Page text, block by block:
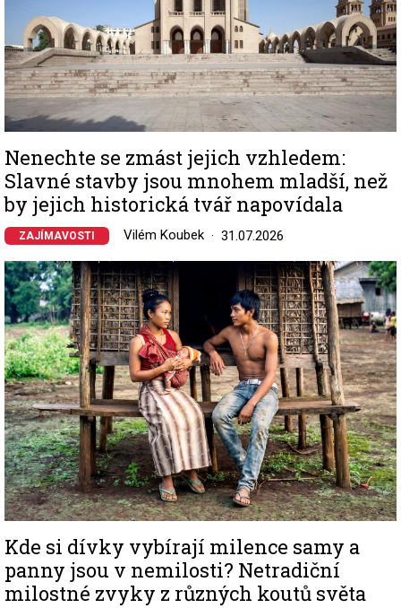
Nenechte se zmást jejich vzhledem:
Slavné stavby jsou mnohem mladší, než
by jejich historická tvář napovídala
ZAJÍMAVOSTI Vilém Koubek 31.07.2026
Image
Kde si dívky vybírají milence samy a
panny jsou v nemilosti? Netradiční
milostné zvyky z různých koutů světa